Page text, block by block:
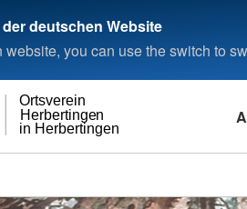
deutschen Website
website, you can use the switch to
in Herbertingen
Herbertingen
Ortsverein